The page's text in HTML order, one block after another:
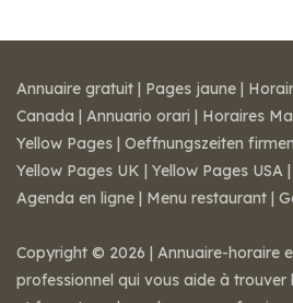
Annuaire gratuit | Pages jaune |
Canada | Annuario orari | Horaires
Yellow Pages | Oeffnungszeiten firmen
Yellow Pages UK | Yellow Pages USA |
Agenda en ligne | Menu restaurant |
Copyright © 2026 | Annuaire-horaire
professionnel qui vous aide à trouver